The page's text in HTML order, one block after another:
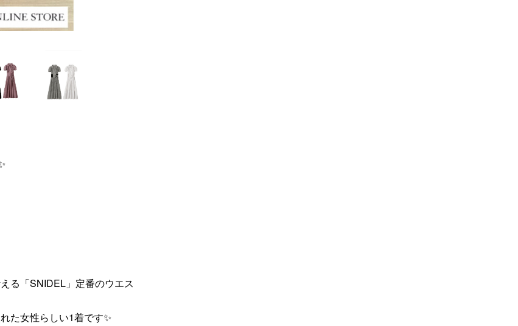
る「SNIDEL」定番のウエス
た女性らしい1着です✨